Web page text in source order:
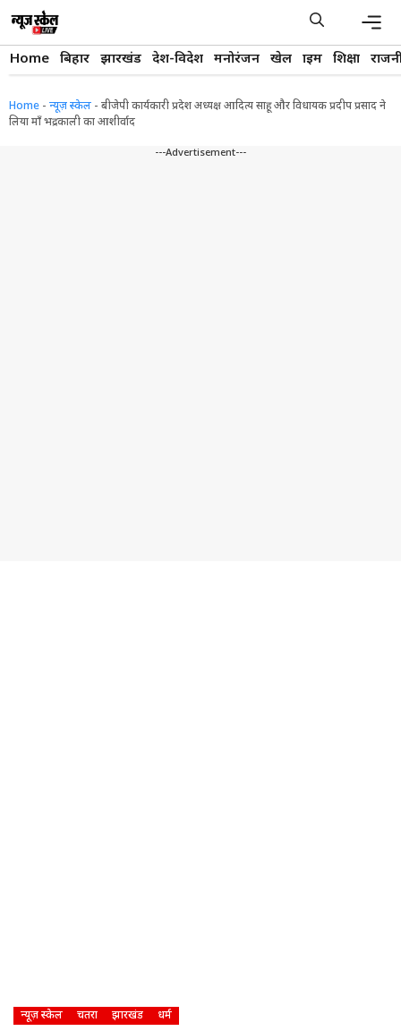
content
Home बिहार झारखंड देश-विदेश मनोरंजन खेल क्राइम शिक्षा
Home - न्यूज़ स्केल - बीजेपी कार्यकारी प्रदेश अध्यक्ष आदित्य साहू और विधायक प्रदीप प्रसाद ने
लिया माँ भद्रकाली का आशीर्वाद
---Advertisement---
न्यूज़ स्केल चतरा झारखंड धर्म